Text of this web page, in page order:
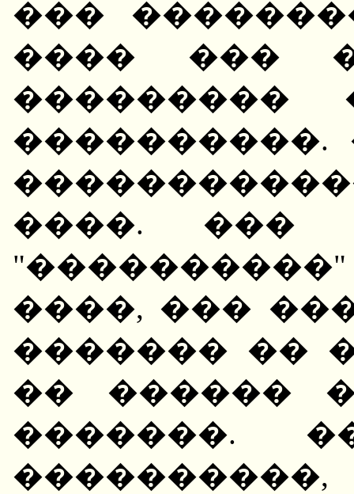
���
���� ���
����. ���
����, ���
������� ��
�� ������
�������.